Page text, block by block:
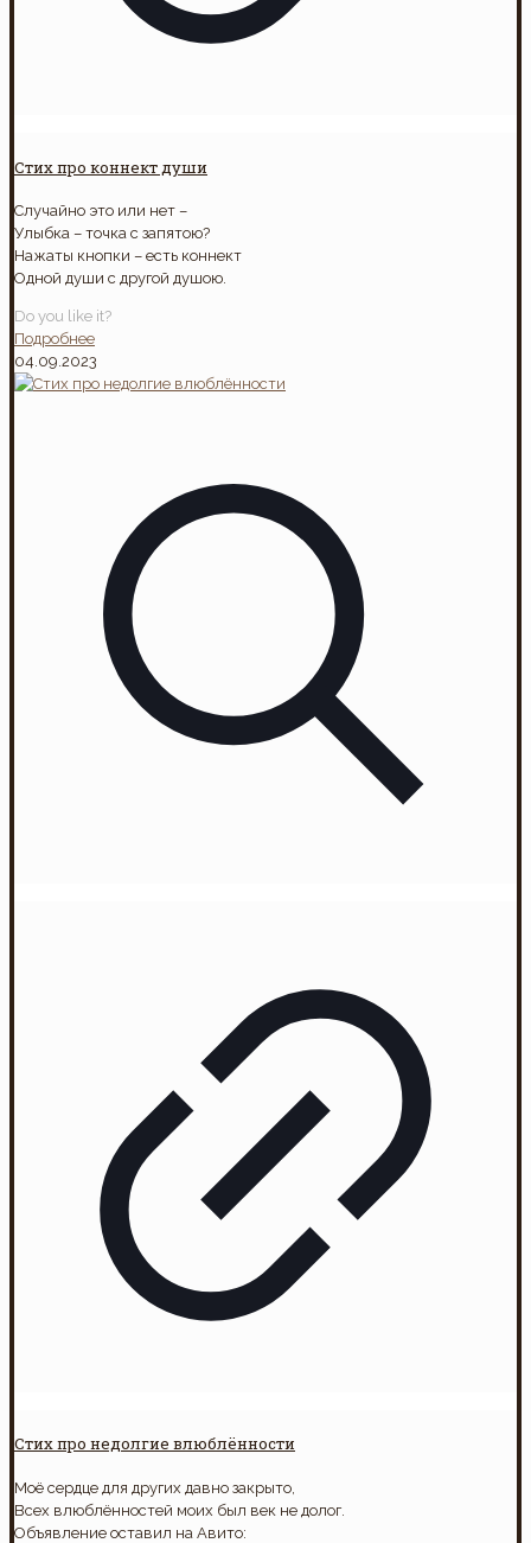
Стих про коннект души
Случайно это или нет –
Улыбка – точка с запятою?
Нажаты кнопки – есть коннект
Одной души с другой душою.
Do you like it?
Подробнее
04.09.2023
Стих про недолгие влюблённости
Моё сердце для других давно закрыто,
Всех влюблённостей моих был век не долог.
Объявление оставил на Авито: